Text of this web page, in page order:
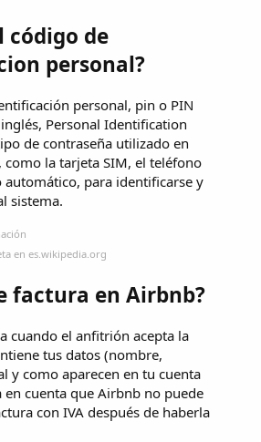
código de
personal?
personal, pin o PIN
Personal Identification
de contraseña utilizado en
como la tarjeta SIM, el teléfono
automático, para identificarse y
sistema.
en es.wikipedia.org
factura en Airbnb?
cuando el anfitrión acepta la
tus datos (nombre,
y como aparecen en tu cuenta
en cuenta que Airbnb no puede
con IVA después de haberla